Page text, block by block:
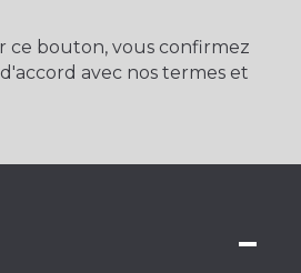
ce bouton, vous confirmez
avec nos termes et